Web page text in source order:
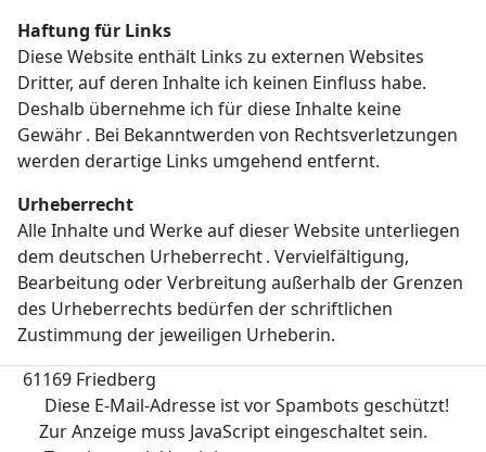
Haftung für Links
Diese Website enthält Links zu externen Websites
Dritter, auf deren Inhalte ich keinen Einfluss habe.
Deshalb übernehme ich für diese Inhalte keine
Gewähr . Bei Bekanntwerden von Rechtsverletzungen
werden derartige Links umgehend entfernt.
Urheberrecht
Alle Inhalte und Werke auf dieser Website unterliegen
dem deutschen Urheberrecht . Vervielfältigung,
Bearbeitung oder Verbreitung außerhalb der Grenzen
des Urheberrechts bedürfen der schriftlichen
Zustimmung der jeweiligen Urheberin.
61169 Friedberg
Diese E-Mail-Adresse ist vor Spambots geschützt!
Zur Anzeige muss JavaScript eingeschaltet sein.